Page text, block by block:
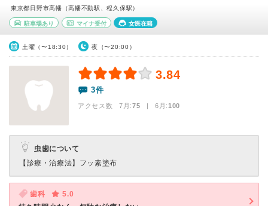
東京都日野市高幡（高幡不動駅、程久保駅）
駐車場あり マイナ受付 女医在籍
土曜（〜18:30） 夜（〜20:00）
3.84
3件
アクセス数 7月:75 | 6月:100
虫歯について
【診療・治療法】 フッ素塗布
歯科
5.0